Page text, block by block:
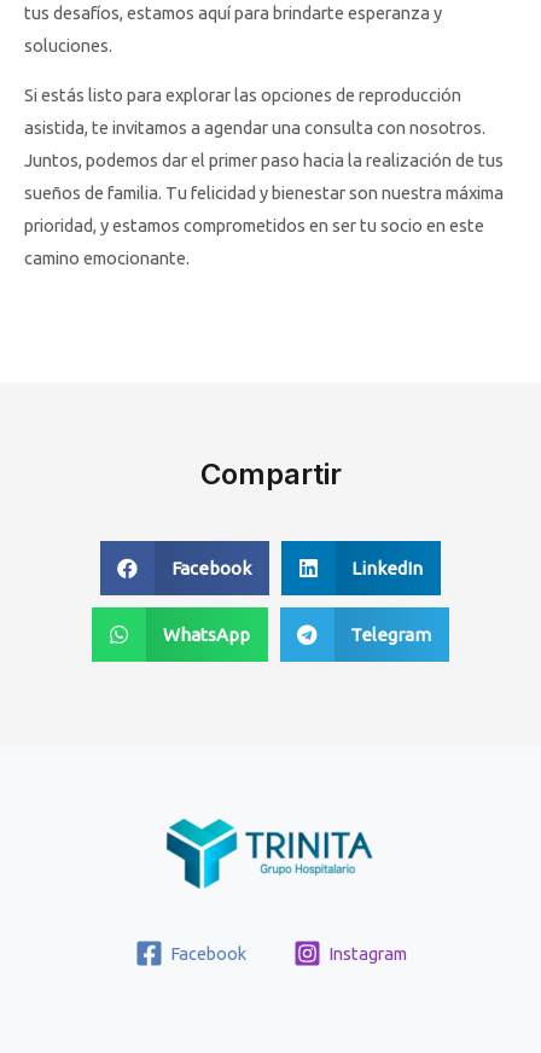
tus desafíos, estamos aquí para brindarte esperanza y
soluciones.
Si estás listo para explorar las opciones de reproducción
asistida, te invitamos a agendar una consulta con nosotros.
Juntos, podemos dar el primer paso hacia la realización de tus
sueños de familia. Tu felicidad y bienestar son nuestra máxima
prioridad, y estamos comprometidos en ser tu socio en este
camino emocionante.
Compartir
Facebook LinkedIn
WhatsApp Telegram
Facebook Instagram